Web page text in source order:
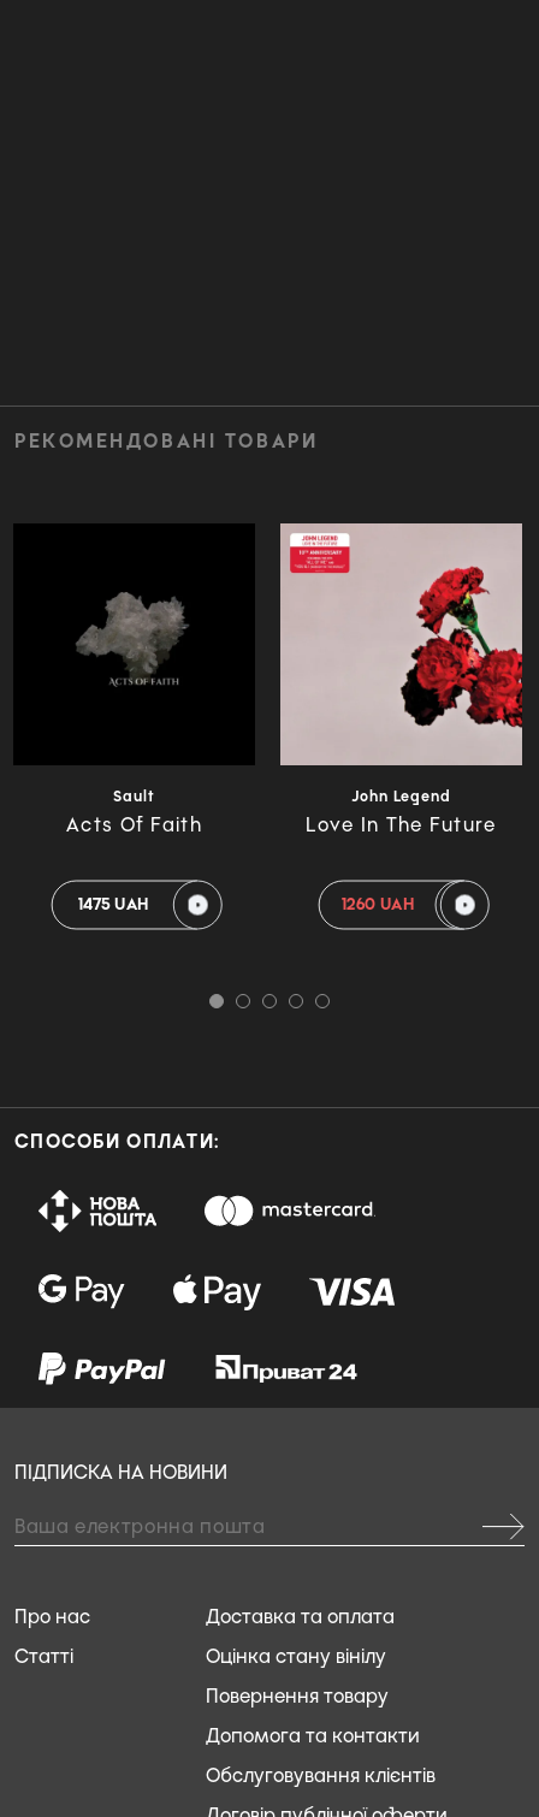
РЕКОМЕНДОВАНІ ТОВАРИ
Sault
Acts Of Faith
1475 UAH
John Legend
Love In The Future
1260 UAH
СПОСОБИ ОПЛАТИ:
Доставка та оплата
Оцінка стану вінілу
Повернення товару
Допомога та контакти
Обслуговування клієнтів
Про нас
Статті
ПІДПИСКА НА НОВИНИ